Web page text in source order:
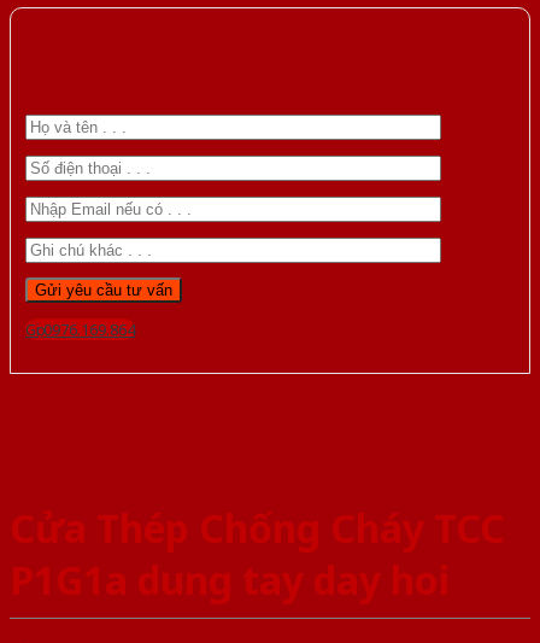
Gọi 0976.169.864
Cửa Thép Chống Cháy TCC
P1G1a dung tay day hoi